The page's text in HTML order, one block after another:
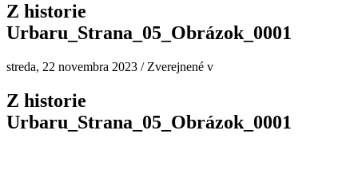
Z historie
Urbaru_Strana_05_Obrázok_0001
streda, 22 novembra 2023 / Zverejnené v
Z historie
Urbaru_Strana_05_Obrázok_0001